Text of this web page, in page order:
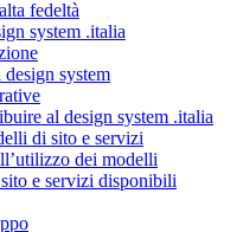
fedeltà
system .italia
system
al design system .italia
di sito e servizi
dei modelli
e servizi disponibili